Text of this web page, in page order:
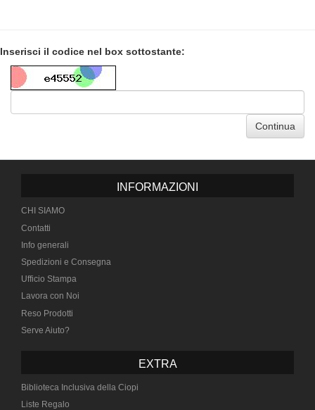
Inserisci il codice nel box sottostante:
Continua
INFORMAZIONI
CHI SIAMO
Contatti
Info generali
Spedizioni e Consegna
Ufficio Stampa
Lavora con Noi
Reso Prodotti
Serve Aiuto?
EXTRA
Biblioteca Inclusiva della Ciopi
Liste Regalo